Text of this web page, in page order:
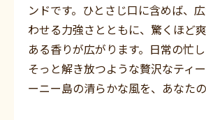
ンドです。ひとさじ口に含めば、
わせる力強さとともに、驚くほど
ある香りが広がります。日常の忙
そっと解き放つような贅沢なティ
ーニー島の清らかな風を、あなたの